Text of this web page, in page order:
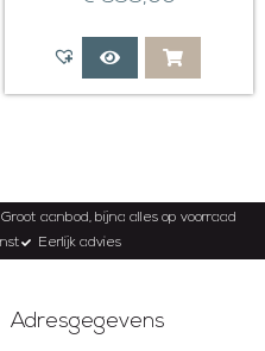
Groot aanbod, bijna alles op voorraad
Eerlijk advies
Adresgegevens